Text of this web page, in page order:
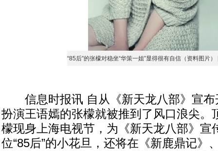
“85后”的张檬对稳坐“华策一姐”显得很有自信（资料图片）
信息时报讯 自从《新天龙八部》宣布
扮演王语嫣的张檬就被推到了风口浪尖。
檬现身上海电视节，为《新天龙八部》宣
位“85后”的小花旦，还将在《新鹿鼎记》